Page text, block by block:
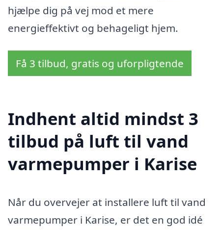
hjælpe dig på vej mod et mere
energieffektivt og behageligt hjem.
Få 3 tilbud, gratis og uforpligtende
Indhent altid mindst 3
tilbud på luft til vand
varmepumper i Karise
Når du overvejer at installere luft til vand
varmepumper i Karise, er det en god idé